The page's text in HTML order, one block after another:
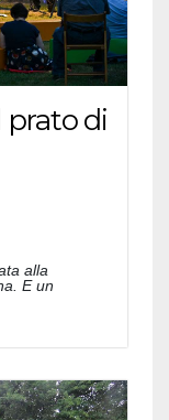
prato di
alla
E un